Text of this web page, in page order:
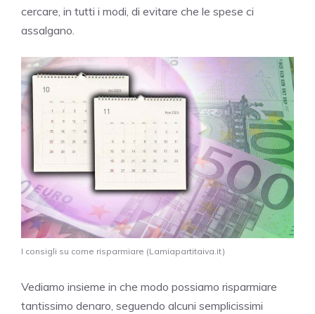
cercare, in tutti i modi, di evitare che le spese ci
assalgano.
I consigli su come risparmiare (Lamiapartitaiva.it)
Vediamo insieme in che modo possiamo risparmiare
tantissimo denaro, seguendo alcuni semplicissimi